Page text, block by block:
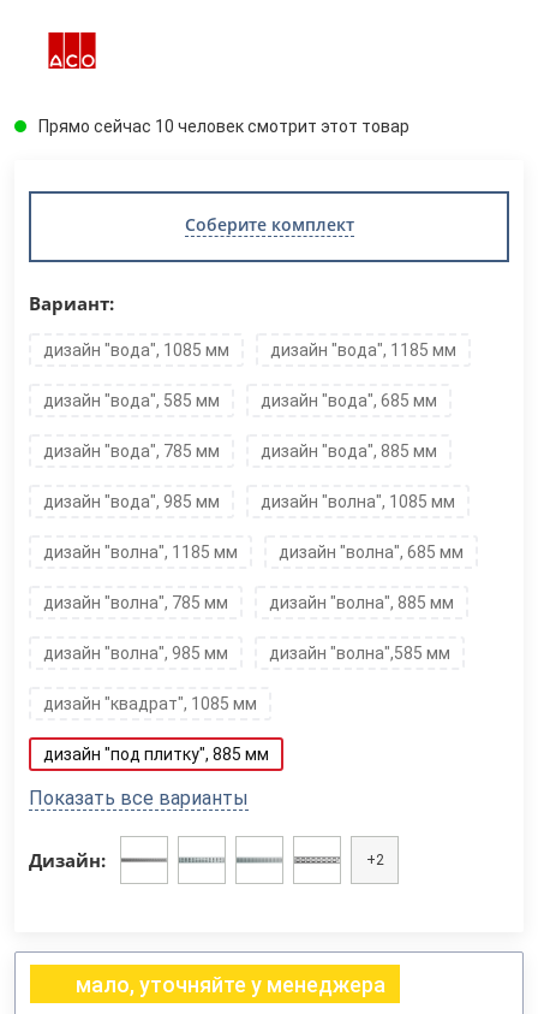
Прямо сейчас 10 человек смотрит этот товар
Соберите комплект
Вариант:
дизайн "вода", 1085 мм дизайн "вода", 1185 мм
дизайн "вода", 585 мм дизайн "вода", 685 мм
дизайн "вода", 785 мм дизайн "вода", 885 мм
дизайн "вода", 985 мм дизайн "волна", 1085 мм
дизайн "волна", 1185 мм дизайн "волна", 685 мм
дизайн "волна", 785 мм дизайн "волна", 885 мм
дизайн "волна", 985 мм дизайн "волна",585 мм
дизайн "квадрат", 1085 мм
дизайн "под плитку", 885 мм
Показать все варианты
Дизайн: +2
мало, уточняйте у менеджера